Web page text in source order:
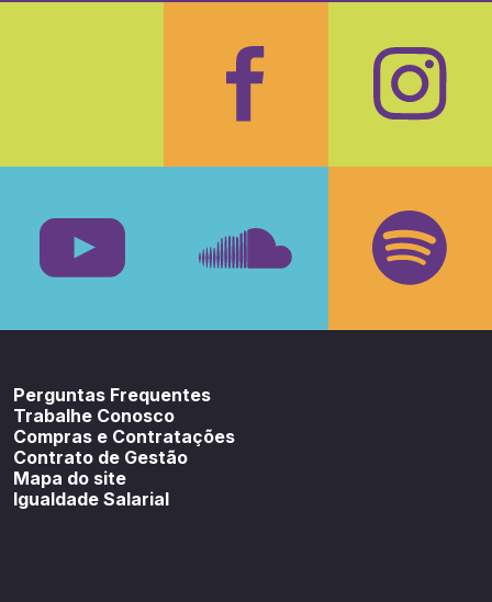
Facebook
Perguntas Frequentes
Trabalhe Conosco
Compras e Contratações
Contrato de Gestão
Mapa do site
Igualdade Salarial